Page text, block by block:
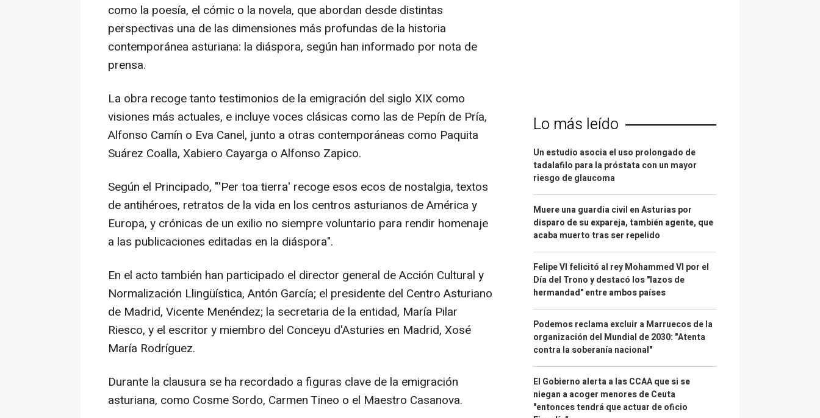
como la poesía, el cómic o la novela, que abordan desde distintas
perspectivas una de las dimensiones más profundas de la historia
contemporánea asturiana: la diáspora, según han informado por nota de
prensa.
La obra recoge tanto testimonios de la emigración del siglo XIX como
visiones más actuales, e incluye voces clásicas como las de Pepín de Pría,
Alfonso Camín o Eva Canel, junto a otras contemporáneas como Paquita
Suárez Coalla, Xabiero Cayarga o Alfonso Zapico.
Según el Principado, "'Per toa tierra' recoge esos ecos de nostalgia, textos
de antihéroes, retratos de la vida en los centros asturianos de América y
Europa, y crónicas de un exilio no siempre voluntario para rendir homenaje
a las publicaciones editadas en la diáspora".
En el acto también han participado el director general de Acción Cultural y
Normalización Llingüística, Antón García; el presidente del Centro Asturiano
de Madrid, Vicente Menéndez; la secretaria de la entidad, María Pilar
Riesco, y el escritor y miembro del Conceyu d'Asturies en Madrid, Xosé
María Rodríguez.
Durante la clausura se ha recordado a figuras clave de la emigración
asturiana, como Cosme Sordo, Carmen Tineo o el Maestro Casanova.
Lo más leído
Un estudio asocia el uso prolongado de
tadalafilo para la próstata con un mayor
riesgo de glaucoma
Muere una guardia civil en Asturias por
disparo de su expareja, también agente, que
acaba muerto tras ser repelido
Felipe VI felicitó al rey Mohammed VI por el
Día del Trono y destacó los "lazos de
hermandad" entre ambos países
Podemos reclama excluir a Marruecos de la
organización del Mundial de 2030: "Atenta
contra la soberanía nacional"
El Gobierno alerta a las CCAA que si se
niegan a acoger menores de Ceuta
"entonces tendrá que actuar de oficio